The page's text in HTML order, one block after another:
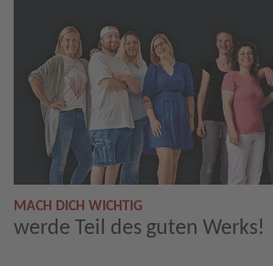
MACH DICH WICHTIG
werde Teil des guten Werks!